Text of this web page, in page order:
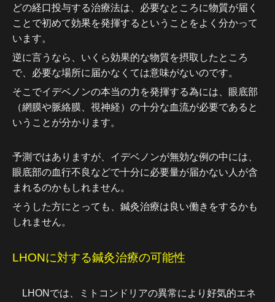
どの経口投与する治療法は、必要なところに物質が届く
ことで初めて効果を発揮するということをよく分かって
います。
逆に言うなら、いくら効果的な物質を摂取したところ
で、必要な場所に届かなくては意味がないのです。
そこでイデベノンの本当の力を発揮する為には、眼底部
（網膜や脈絡膜、視神経）の十分な血流が必要であると
いうことが分かります。
予測ではありますが、イデベノンが無効な例の中には、
眼底部の血行不良などで十分に必要量が届かない人が含
まれるのかもしれません。
そうした方にとっても、鍼灸治療は良い働きをするかも
しれません。
LHONに対する鍼灸治療の可能性
LHONでは、ミトコンドリアの異常により好気的エネ